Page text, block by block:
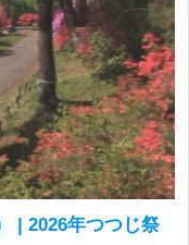
| 2026年つつじ祭